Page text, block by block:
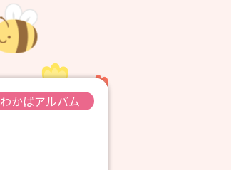
わかばアルバム